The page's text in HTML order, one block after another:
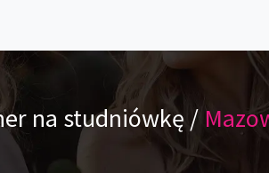
na studniówkę /